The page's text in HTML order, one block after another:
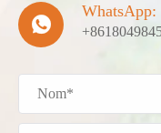

WhatsApp: